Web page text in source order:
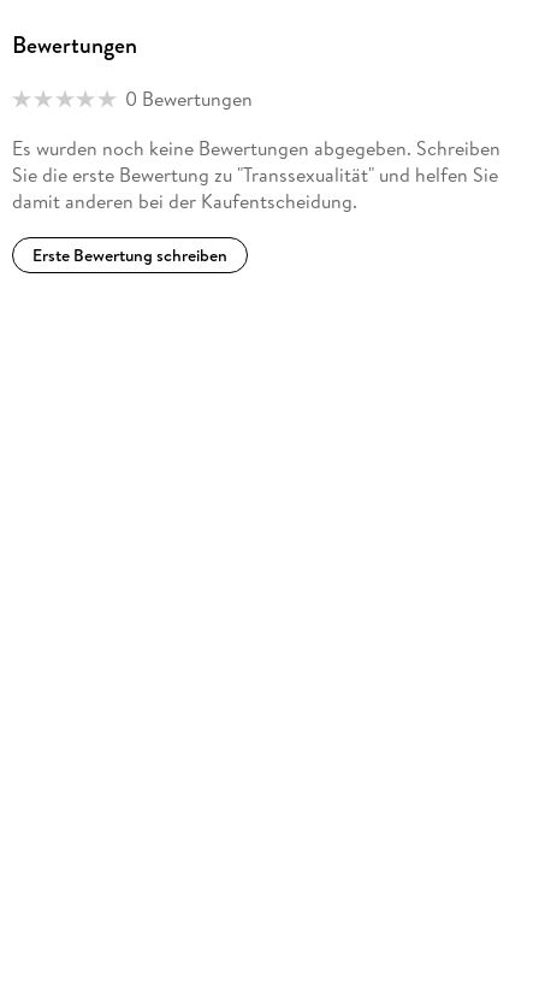
Bewertungen
0 Bewertungen
Es wurden noch keine Bewertungen abgegeben. Schreiben
Sie die erste Bewertung zu "Transsexualität" und helfen Sie
damit anderen bei der Kaufentscheidung.
Erste Bewertung schreiben